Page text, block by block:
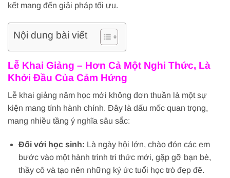
kết mang đến giải pháp tối ưu.
Nội dung bài viết
Lễ Khai Giảng – Hơn Cả Một Nghi Thức, Là
Khởi Đầu Của Cảm Hứng
Lễ khai giảng năm học mới không đơn thuần là một sự
kiện mang tính hành chính. Đây là dấu mốc quan trọng,
mang nhiều tầng ý nghĩa sâu sắc:
Đối với học sinh: Là ngày hội lớn, chào đón các em
bước vào một hành trình tri thức mới, gặp gỡ bạn bè,
thầy cô và tạo nên những ký ức tuổi học trò đẹp đẽ.